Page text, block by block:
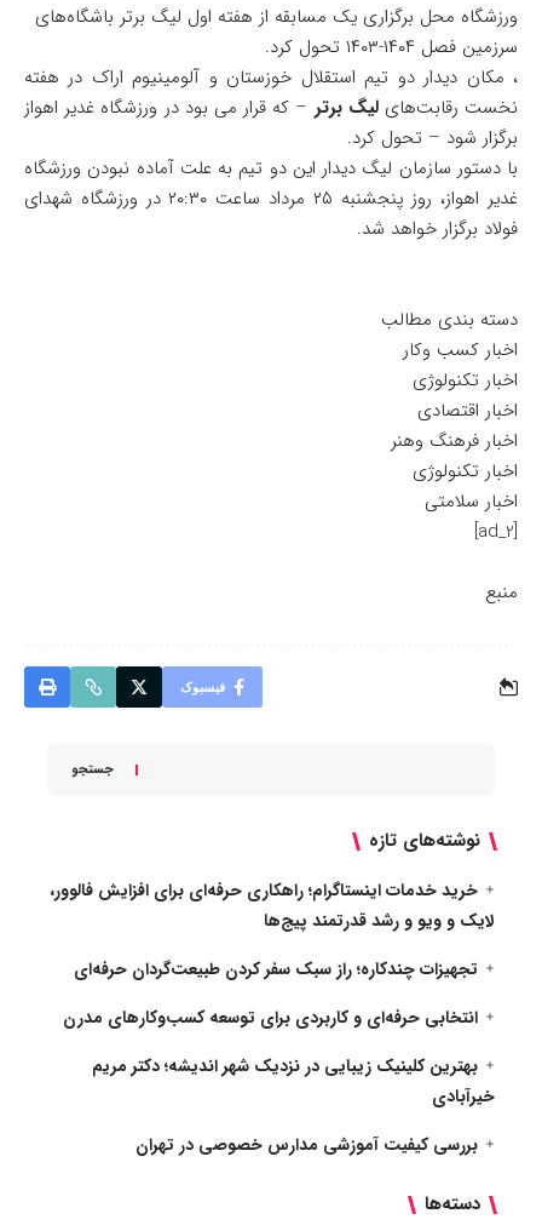
ورزشگاه محل برگزاری یک مسابقه از هفته اول لیگ برتر باشگاه‌های
سرزمین فصل ۱۴۰۴-۱۴۰۳ تحول کرد.
​، مکان دیدار دو تیم استقلال خوزستان و آلومینیوم اراک در هفته
نخست رقابت‌هایلیگ برتر – که قرار می بود در ورزشگاه غدیر اهواز
برگزار شود – تحول کرد.
با دستور سازمان لیگ دیدار این دو تیم به علت آماده نبودن ورزشگاه
غدیر اهواز، روز پنجشنبه ۲۵ مرداد ساعت ۲۰:۳۰ در ورزشگاه شهدای
فولاد برگزار خواهد شد.
دسته بندی مطالب
اخبار کسب وکار
اخبار تکنولوژی
اخبار اقتصادی
اخبار فرهنگ وهنر
اخبار تکنولوژی
اخبار سلامتی
[ad_2]
منبع
فیسبوک
جستجو
نوشته‌های تازه
خرید خدمات اینستاگرام؛ راهکاری حرفه‌ای برای افزایش فالوور،
لایک و ویو و رشد قدرتمند پیج‌ها
تجهیزات چندکاره؛ راز سبک سفر کردن طبیعت‌گردان حرفه‌ای
انتخابی حرفه‌ای و کاربردی برای توسعه کسب‌وکارهای مدرن
بهترین کلینیک زیبایی در نزدیک شهر اندیشه؛ دکتر مریم
خیرآبادی
بررسی کیفیت آموزشی مدارس خصوصی در تهران
دسته‌ها